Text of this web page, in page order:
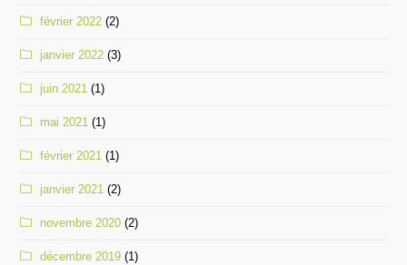
février 2022 (2)
janvier 2022 (3)
juin 2021 (1)
mai 2021 (1)
février 2021 (1)
janvier 2021 (2)
novembre 2020 (2)
décembre 2019 (1)